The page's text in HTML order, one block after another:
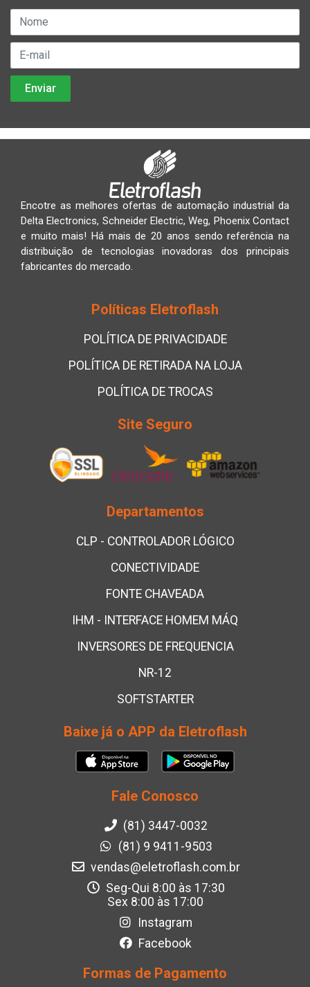
Encotre as melhores ofertas de automação industrial da
Delta Electronics, Schneider Electric, Weg, Phoenix Contact
e muito mais! Há mais de 20 anos sendo referência na
distribuição de tecnologias inovadoras dos principais
fabricantes do mercado.
Políticas Eletroflash
POLÍTICA DE PRIVACIDADE
POLÍTICA DE RETIRADA NA LOJA
POLÍTICA DE TROCAS
Site Seguro
Departamentos
CLP - CONTROLADOR LÓGICO
CONECTIVIDADE
FONTE CHAVEADA
IHM - INTERFACE HOMEM MÁQ
INVERSORES DE FREQUENCIA
NR-12
SOFTSTARTER
Baixe já o APP da Eletroflash
Fale Conosco
(81) 3447-0032
(81) 9 9411-9503
vendas@eletroflash.com.br
Seg-Qui 8:00 às 17:30
Sex 8:00 às 17:00
Instagram
Facebook
Formas de Pagamento